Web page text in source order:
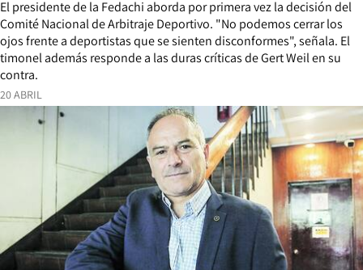
20 ABRIL
El presidente de la Fedachi aborda por primera vez la decisión del
Comité Nacional de Arbitraje Deportivo. "No podemos cerrar los
ojos frente a deportistas que se sienten disconformes", señala. El
timonel además responde a las duras críticas de Gert Weil en su
contra.